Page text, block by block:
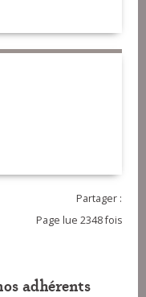
Partager :
Page lue 2348 fois
adhérents